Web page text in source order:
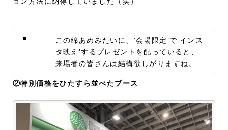
この綿あめみたいに、‘会場限定’で‘インス
タ映え’するプレゼントを配っていると、
来場者の皆さんは結構欲しがりますね。
②特別価格をひたすら並べたブース